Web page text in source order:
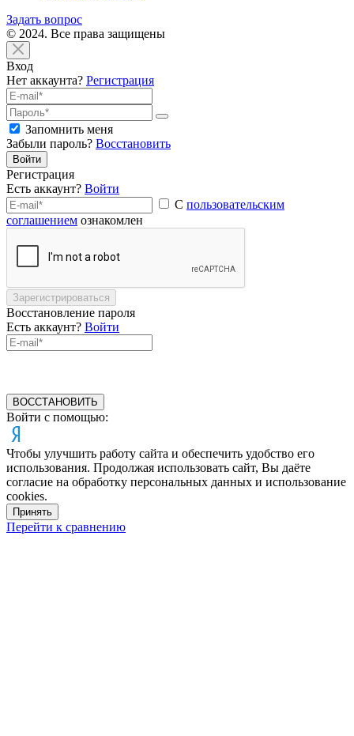
Задать вопрос
© 2024. Все права защищены
Вход
Нет аккаунта? Регистрация
Запомнить меня
Забыли пароль? Восстановить
Войти
Регистрация
Есть аккаунт? Войти
С пользовательским
соглашением ознакомлен
Зарегистрироваться
Восстановление пароля
Есть аккаунт? Войти
ВОССТАНОВИТЬ
Войти с помощью:
Чтобы улучшить работу сайта и обеспечить удобство его
использования. Продолжая использовать сайт, Вы даёте
согласие на обработку персональных данных и использование
cookies.
Принять
Перейти к сравнению